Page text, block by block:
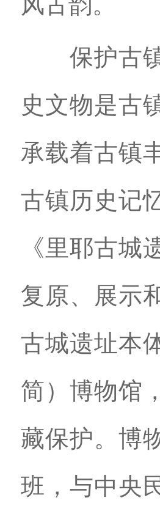
保护古镇
史文物是古
承载着古镇
古镇历史记
《里耶古
复原、展示
古城遗址本
简）博物馆
藏保护。博
班，与中央